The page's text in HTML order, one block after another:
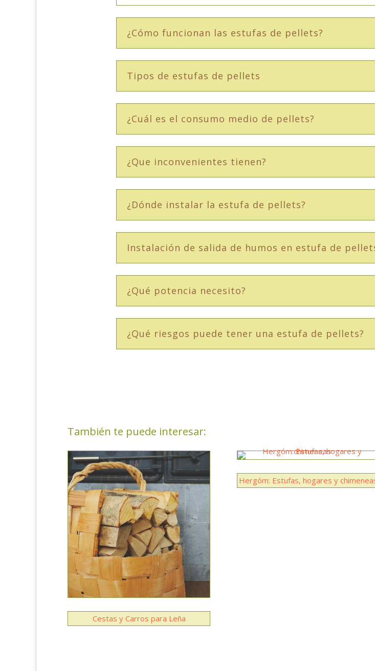
¿Cómo funcionan las estufas de pellets?
Tipos de estufas de pellets
¿Cuál es el consumo medio de pellets?
¿Que inconvenientes tienen?
¿Dónde instalar la estufa de pellets?
Instalación de salida de humos en estufa de
¿Qué potencia necesito?
¿Qué riesgos puede tener una estufa de pellets?
También te puede interesar:
Cestas y Carros para Leña
Hergóm: Estufas, hogares y